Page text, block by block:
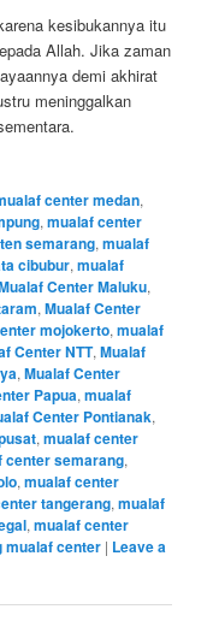
kesibukannya itu
Allah. Jika zaman
demi akhirat
meninggalkan
center medan,
,mualaf center
semarang,mualaf
cibubur,mualaf
Center Maluku,
,Mualaf Center
mojokerto,mualaf
Center NTT,Mualaf
,Mualaf Center
Papua,mualaf
Center Pontianak,
,mualaf center
center semarang,
,mualaf center
tangerang,mualaf
,mualaf center
mualaf center | Leave a